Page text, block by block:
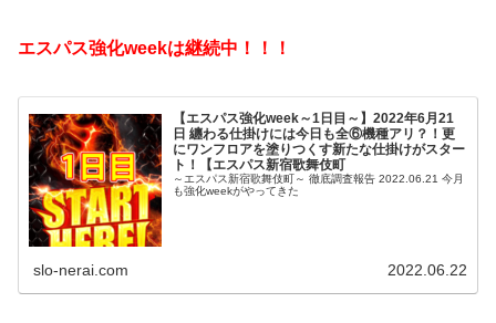
エスパス強化weekは継続中！！！
【エスパス強化week～1日目～】2022年6月21
日 纏わる仕掛けには今日も全⑥機種アリ？！更
にワンフロアを塗りつくす新たな仕掛けがスター
ト！【エスパス新宿歌舞伎町
～エスパス新宿歌舞伎町～ 徹底調査報告 2022.06.21 今月
も強化weekがやってきた
slo-nerai.com 2022.06.22